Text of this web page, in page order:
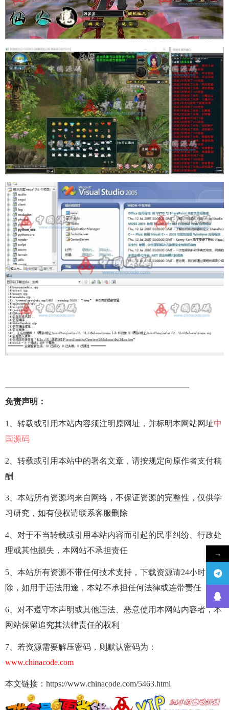
——————————————————————–
免责声明：
1、转载或引用本站内容须注明原网址，并标明本网站网址中
国源码
2、转载或引用本站中的署名文章，请按规定向原作者支付稿
酬
3、本站所有资源均来自网络，不保证资源的完整性，仅供学
习研究，如有侵权请联系客服删除
4、对于不当转载或引用本站内容而引起的民事纠纷、行政处
理或其他损失，本网站不承担责任
5、本站所有资源不带任何技术支持，下载资源请24小时内删
除，如用于违法用途，本站不承担任何法律或连带责任
6、对不遵守本声明或其他违法、恶意使用本网站内容者，本
网站保留追究其法律责任的权利
7、若资源需要解压密码，则默认密码为：
www.chinacode.com
本文链接：https://www.chinacode.com/5463.html
→